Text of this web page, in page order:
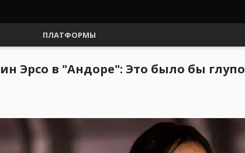
ПЛАТФОРМЫ
Эрсо в "Андоре": Это было бы глупо